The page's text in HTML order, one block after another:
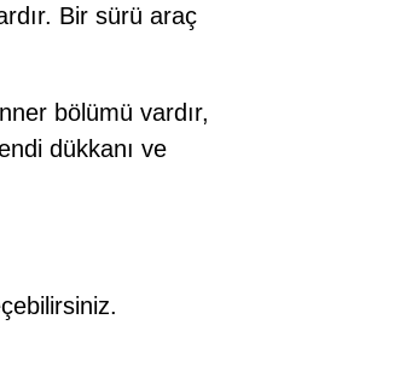
Bir sürü araç
bölümü vardır,
dükkanı ve